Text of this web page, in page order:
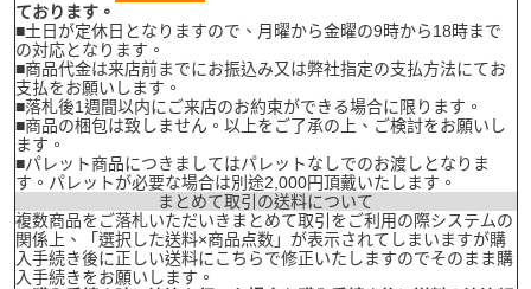
ております。
■土日が定休日となりますので、月曜から金曜の9時から18時まで
の対応となります。
■商品代金は来店前までにお振込み又は弊社指定の支払方法にてお
支払をお願いします。
■落札後1週間以内にご来店のお約束ができる場合に限ります。
■商品の梱包は致しません。以上をご了承の上、ご検討をお願いし
ます。
■パレット商品につきましてはパレットなしでのお渡しとなりま
す。パレットが必要な場合は別途2,000円頂戴いたします。
まとめて取引の送料について
複数商品をご落札いただいきまとめて取引をご利用の際システムの
関係上、「選択した送料×商品点数」が表示されてしまいますが購
入手続き後に正しい送料にこちらで修正いたしますのでそのまま購
入手続きをお願いします。